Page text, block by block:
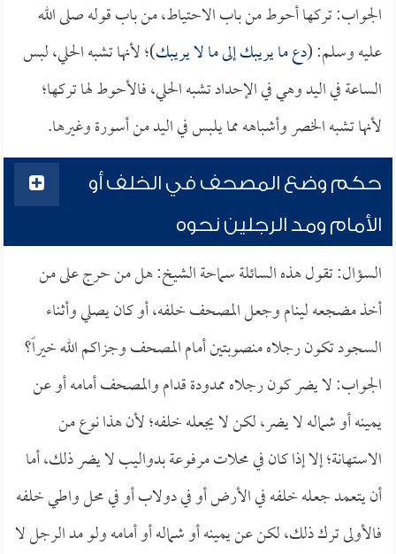
الجواب: تركها أحوط من باب الاحتياط، من باب قوله صلى الله
عليه وسلم: (دع ما يريبك إلى ما لا يريبك)؛ لأنها تشبه الحلي، لبس
الساعة في اليد وهي في الإحداد تشبه الحلي، فالأحوط لها تركها؛
لأنها تشبه الخصر وأشباهه مما يلبس في اليد من أسورة وغيرها.
حكم وضع المصحف في الخلف أو
الأمام ومد الرجلين نحوه
السؤال: تقول هذه السائلة سماحة الشيخ: هل من حرج على من
أخذ مضجعه لينام وجعل المصحف خلفه، أو كان يصلي وأثناء
السجود تكون رجلاه منصوبتين أمام المصحف وجزاكم الله خيراً؟
الجواب: لا يضر كون رجلاه ممدودة قدام والمصحف أمامه أو عن
يمينه أو شماله لا يضر، لكن لا يجعله خلفه؛ لأن هذا نوع من
الاستهانة؛ إلا إذا كان في محلات مرفوعة بدواليب لا يضر ذلك، أما
أن يتعمد جعله خلفه في الأرض أو في دولاب أو في محل واطي خلفه
فالأولى ترك ذلك، لكن عن يمينه أو شماله أو أمامه ولو مد الرجل لا